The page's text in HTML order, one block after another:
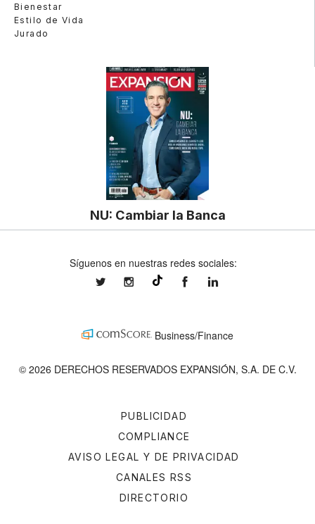
Bienestar
Estilo de Vida
Jurado
NU: Cambiar la Banca
PUBLICIDAD
COMPLIANCE
AVISO LEGAL Y DE PRIVACIDAD
CANALES RSS
DIRECTORIO
Síguenos en nuestras redes sociales:
expansionmxexpansionmx ExpansionMex
Business/Finance
© 2026 DERECHOS RESERVADOS EXPANSIÓN, S.A. DE C.V.